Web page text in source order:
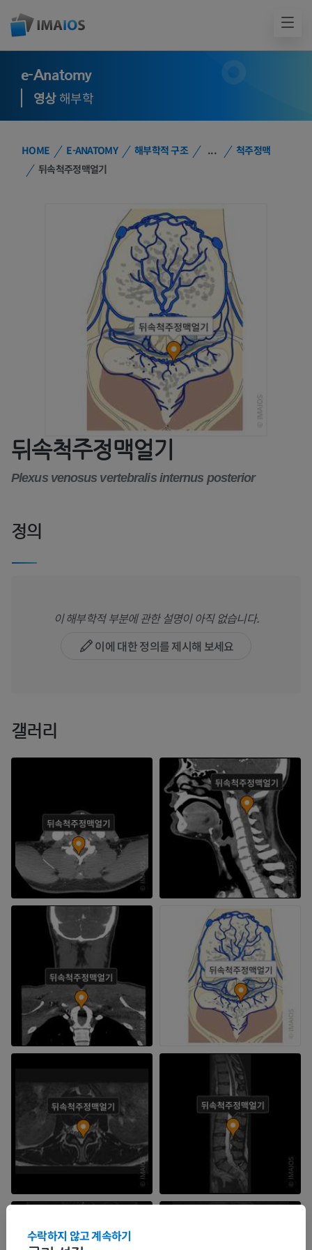
e-Anatomy
영상해부학
HOME E-ANATOMY 해부학적 구조 ...
척주정맥
뒤속척주정맥얼기
뒤속척주정맥얼기
Plexus venosus vertebralis internus posterior
정의
이 해부학적 부분에 관한 설명이 아직 없습니다.
이에 대한 정의를 제시해 보세요
갤러리
수락하지 않고 계속하기